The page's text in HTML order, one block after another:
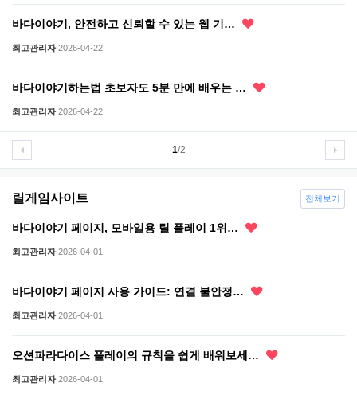
바다이야기, 안전하고 신뢰할 수 있는 웹 기…
최고관리자 2026-04-22
바다이야기하는법 초보자도 5분 만에 배우는 …
최고관리자 2026-04-22
1/2
릴게임사이트
바다이야기 페이지, 모바일용 릴 플레이 1위…
최고관리자 2026-04-01
바다이야기 페이지 사용 가이드: 연결 불안정…
최고관리자 2026-04-01
오션파라다이스 플레이의 규칙을 쉽게 배워보세…
최고관리자 2026-04-01
전체보기